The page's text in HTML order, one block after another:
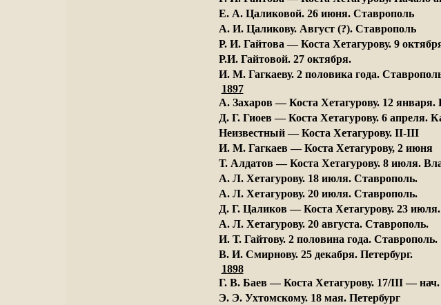
Е. А. Цаликовой. 26 июня. Ставрополь
А. И. Цаликову. Август (?). Ставрополь
Р. И. Гайтова — Коста Хетагурову. 9
Р.И. Гайтовой. 27 октября.
И. М. Гагкаеву. 2 половика года.
1897
А. Захаров — Коста Хетагурову. 12 января.
Д. Г. Гиоев — Коста Хетагурову. 6 апреля.
Неизвестный — Коста Хетагурову. II-III
И. М. Гагкаев — Коста Хетагурову, 2 июня
Т. Алдатов — Коста Хетагурову. 8 июля.
А. Л. Хетагурову. 18 июля. Ставрополь.
А. Л. Хетагурову. 20 июля. Ставрополь.
Д. Г. Цаликов — Коста Хетагурову. 23
А. Л. Хетагурову. 20 августа. Ставрополь.
И. Т. Гайтову. 2 половина года. Ставрополь.
В. И. Смирнову. 25 декабря. Петербург.
1898
Г. В. Баев — Коста Хетагурову. 17/III —
Э. Э. Ухтомскому. 18 мая. Петербург